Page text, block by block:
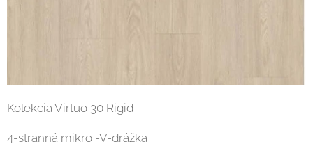
Kolekcia Virtuo 30 Rigid
4-stranná mikro -V-drážka